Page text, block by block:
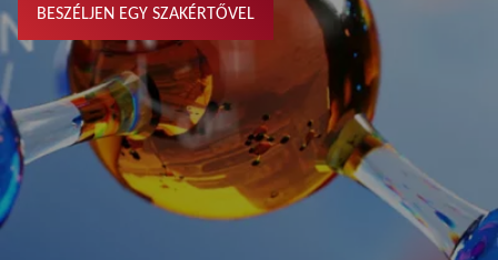
BESZÉLJEN EGY SZAKÉRTŐVEL